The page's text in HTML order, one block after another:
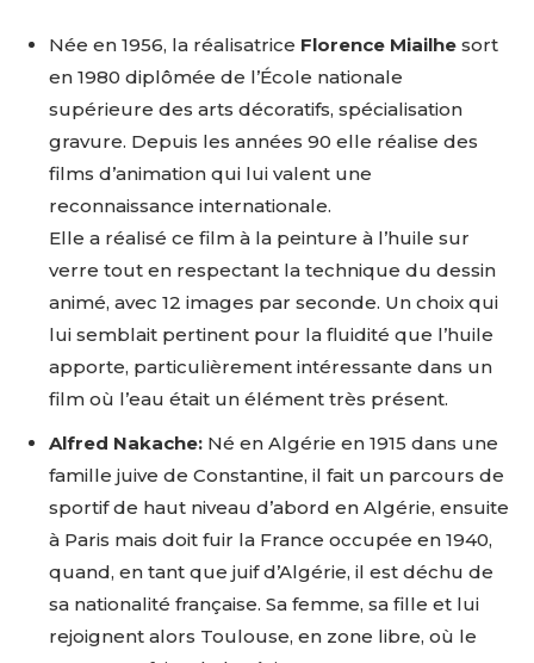
Née en 1956, la réalisatrice Florence Miailhe sort
en 1980 diplômée de l’École nationale
supérieure des arts décoratifs, spécialisation
gravure. Depuis les années 90 elle réalise des
films d’animation qui lui valent une
reconnaissance internationale.
Elle a réalisé ce film à la peinture à l’huile sur
verre tout en respectant la technique du dessin
animé, avec 12 images par seconde. Un choix qui
lui semblait pertinent pour la fluidité que l’huile
apporte, particulièrement intéressante dans un
film où l’eau était un élément très présent.
Alfred Nakache: Né en Algérie en 1915 dans une
famille juive de Constantine, il fait un parcours de
sportif de haut niveau d’abord en Algérie, ensuite
à Paris mais doit fuir la France occupée en 1940,
quand, en tant que juif d’Algérie, il est déchu de
sa nationalité française. Sa femme, sa fille et lui
rejoignent alors Toulouse, en zone libre, où le